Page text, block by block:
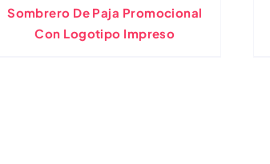
Sombrero De Paja Promocional
Con Logotipo Impreso